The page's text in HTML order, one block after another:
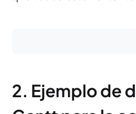
2. Ejemplo de